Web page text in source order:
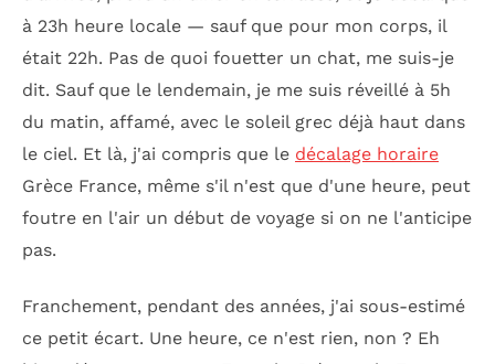
à 23h heure locale — sauf que pour mon corps, il
était 22h. Pas de quoi fouetter un chat, me suis-je
dit. Sauf que le lendemain, je me suis réveillé à 5h
du matin, affamé, avec le soleil grec déjà haut dans
le ciel. Et là, j'ai compris que le décalage horaire
Grèce France, même s'il n'est que d'une heure, peut
foutre en l'air un début de voyage si on ne l'anticipe
pas.
Franchement, pendant des années, j'ai sous-estimé
ce petit écart. Une heure, ce n'est rien, non ? Eh